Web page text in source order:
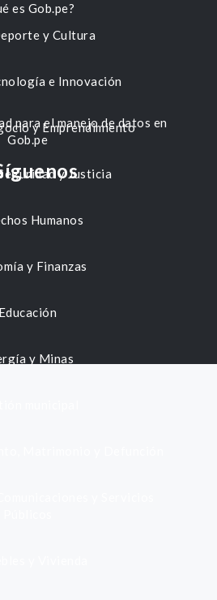
y Cultura
e Innovación
y Emprendimiento
y Justicia
Humanos
y Finanzas
Educación
y Minas
es Gob.pe?
para el manejo de datos en
Gob.pe